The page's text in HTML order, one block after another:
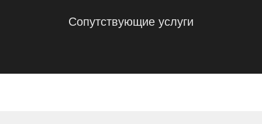
Сопутствующие услуги